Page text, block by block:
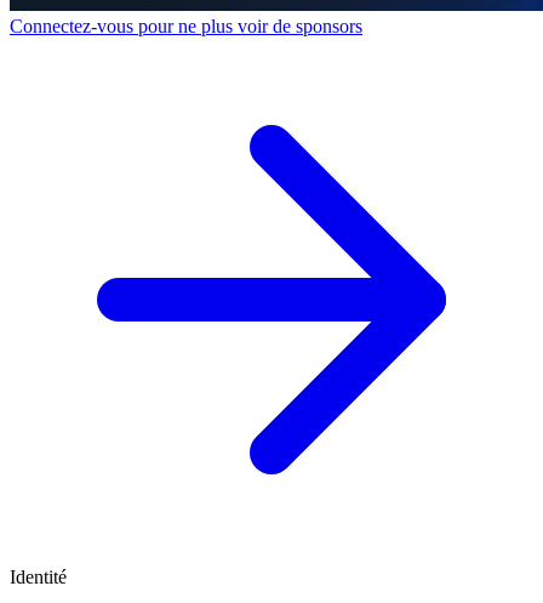
Connectez-vous pour ne plus voir de sponsors
Identité